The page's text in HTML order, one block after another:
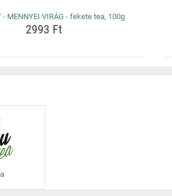
- MENNYEI VIRÁG - fekete tea, 100g
2993 Ft